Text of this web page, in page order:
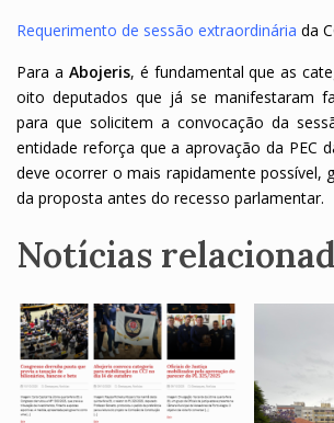
Requerimento de sessão extraordinária da
Para a Abojeris, é fundamental que as
oito deputados que já se manifestaram
para que solicitem a convocação da
entidade reforça que a aprovação da PEC
deve ocorrer o mais rapidamente possível,
da proposta antes do recesso parlamentar.
Notícias